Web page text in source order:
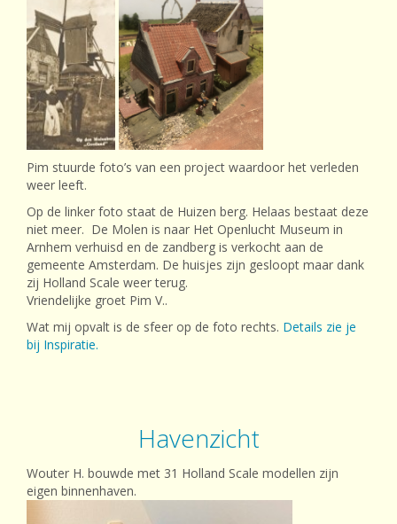
Pim stuurde foto’s van een project waardoor het verleden
weer leeft.
Op de linker foto staat de Huizen berg. Helaas bestaat deze
niet meer. De Molen is naar Het Openlucht Museum in
Arnhem verhuisd en de zandberg is verkocht aan de
gemeente Amsterdam. De huisjes zijn gesloopt maar dank
zij Holland Scale weer terug.
Vriendelijke groet Pim V..
Wat mij opvalt is de sfeer op de foto rechts. Details zie je
bij Inspiratie.
Havenzicht
Wouter H. bouwde met 31 Holland Scale modellen zijn
eigen binnenhaven.